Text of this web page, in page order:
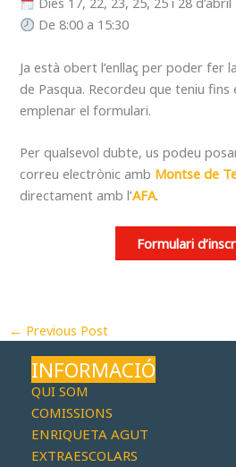
De 8:00 a 15:30
Ja està obert l’enllaç per poder fer
de Pasqua. Recordeu que teniu fins
emplenar el formulari.
Per qualsevol dubte, us podeu
correu electrònic amb Montse de
directament amb l’AFA.
Formulari
← Previous Post
INFORMACIÓ
QUI SOM
COMISSIONS
ENRIQUETA AGUT
EXTRAESCOLARS